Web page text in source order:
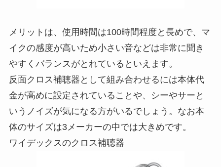
メリットは、使用時間は100時間程度と長めで、マ
イクの感度が高いため小さい音などは非常に聞き
やすくバランスがとれているといえます。
反面クロス補聴器として組み合わせるには本体代
金が高めに設定されていることや、シーやサーと
いうノイズが気になる方がいるでしょう。なお本
体のサイズは3メーカーの中では大きめです。
ワイデックスのクロス補聴器